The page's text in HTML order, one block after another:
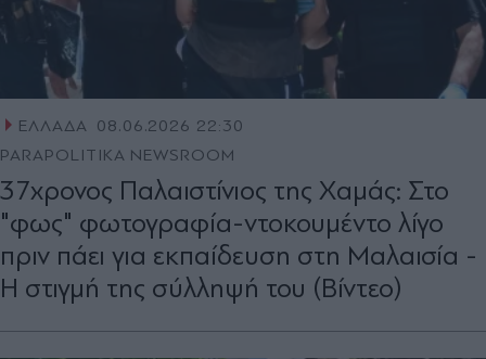
ΕΛΛΑΔΑ 08.06.2026 22:30
PARAPOLITIKA NEWSROOM
37χρονος Παλαιστίνιος της Χαμάς: Στο
"φως" φωτογραφία-ντοκουμέντο λίγο
πριν πάει για εκπαίδευση στη Μαλαισία -
Η στιγμή της σύλληψή του (Βίντεο)